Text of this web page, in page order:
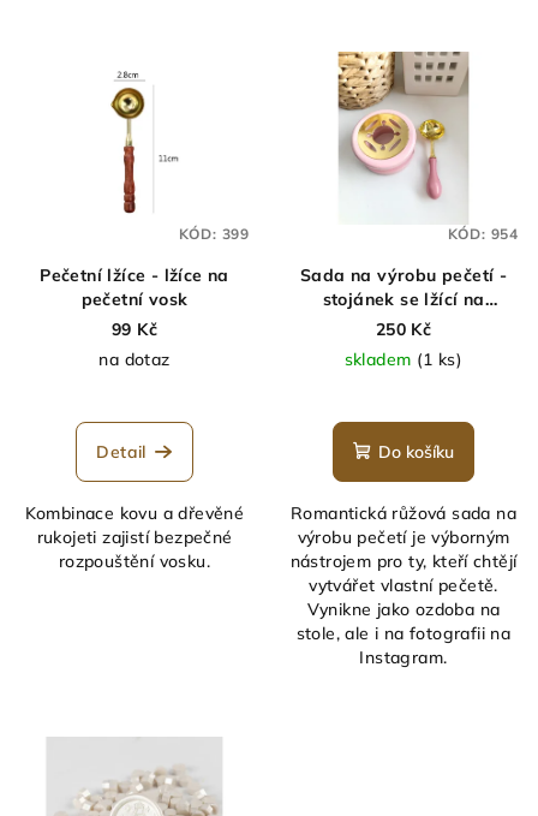
Pečetní lžíce - lžíce na
pečetní vosk
99 Kč
na dotaz
Detail
Kombinace kovu a dřevěné
rukojeti zajistí bezpečné
rozpouštění vosku.
KÓD: 399
Sada na výrobu pečetí -
stojánek se lžící na
pečetění
250 Kč
skladem (1 ks)
hodnocení
produktu
z
5
hvězdiček.
Do košíku
Romantická růžová sada na
výrobu pečetí je výborným
nástrojem pro ty, kteří chtějí
vytvářet vlastní pečetě.
Vynikne jako ozdoba na
stole, ale i na fotografii na
Instagram.
KÓD: 954